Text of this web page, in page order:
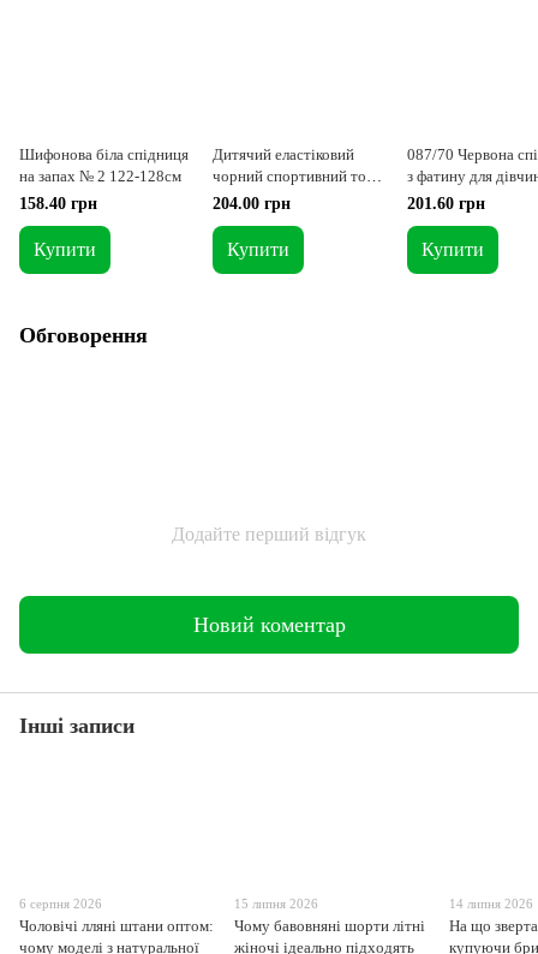
Шифонова біла спідниця
на запах № 2 122-128см
158.40 грн
Купити
Дитячий еластіковий
чорний спортивний топ 1
= 104-110
204.00 грн
Купити
087/70 Червона
з фатину для
116-122 см
201.60 грн
Купити
Обговорення
Додайте перший відгук
Новий коментар
Інші записи
6 серпня 2026
Чоловічі лляні штани оптом:
чому моделі з натуральної
15 липня 2026
Чому бавовняні шорти літні
жіночі ідеально підходять
14 липня 2026
На що
купуючи